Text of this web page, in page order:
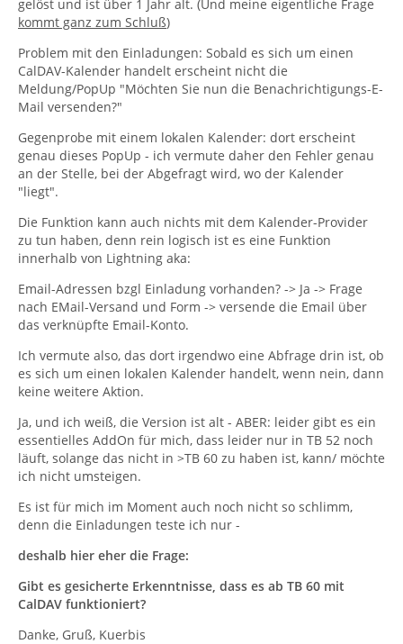
gelöst und ist über 1 Jahr alt. (Und meine eigentliche Frage
kommt ganz zum Schluß)
Problem mit den Einladungen: Sobald es sich um einen
CalDAV-Kalender handelt erscheint nicht die
Meldung/PopUp "Möchten Sie nun die Benachrichtigungs-E-
Mail versenden?"
Gegenprobe mit einem lokalen Kalender: dort erscheint
genau dieses PopUp - ich vermute daher den Fehler genau
an der Stelle, bei der Abgefragt wird, wo der Kalender
"liegt".
Die Funktion kann auch nichts mit dem Kalender-Provider
zu tun haben, denn rein logisch ist es eine Funktion
innerhalb von Lightning aka:
Email-Adressen bzgl Einladung vorhanden? -> Ja -> Frage
nach EMail-Versand und Form -> versende die Email über
das verknüpfte Email-Konto.
Ich vermute also, das dort irgendwo eine Abfrage drin ist, ob
es sich um einen lokalen Kalender handelt, wenn nein, dann
keine weitere Aktion.
Ja, und ich weiß, die Version ist alt - ABER: leider gibt es ein
essentielles AddOn für mich, dass leider nur in TB 52 noch
läuft, solange das nicht in >TB 60 zu haben ist, kann/ möchte
ich nicht umsteigen.
Es ist für mich im Moment auch noch nicht so schlimm,
denn die Einladungen teste ich nur -
deshalb hier eher die Frage:
Gibt es gesicherte Erkenntnisse, dass es ab TB 60 mit
CalDAV funktioniert?
Danke, Gruß, Kuerbis